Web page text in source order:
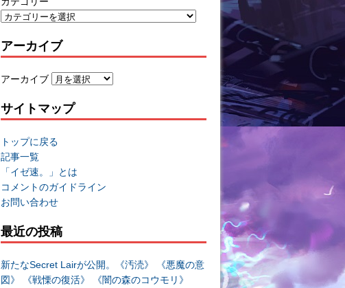
アーカイブ
アーカイブ
サイトマップ
トップに戻る
記事一覧
「イゼ速。」とは
コメントのガイドライン
お問い合わせ
最近の投稿
新たなSecret Lairが公開。《汚涜》 《悪魔の意
図》 《戦慄の復活》 《闇の森のコウモリ》